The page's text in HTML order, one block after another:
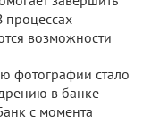
процессах
возможности
фотографии стало
в банке
с момента